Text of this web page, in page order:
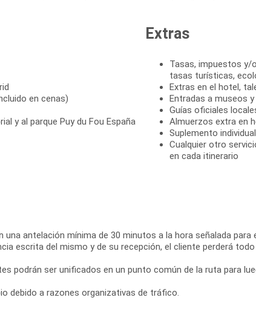
en cenas)
y al parque Puy du Fou España
Extras
Tasas, impuestos y/
tasas turísticas,
Extras en el hotel,
Entradas a museos
Guías oficiales
Almuerzos extra en
Suplemento individual
Cualquier otro
en cada itinerario
antelación mínima de 30 minutos a la hora señalada
escrita del mismo y de su recepción, el cliente perderá
podrán ser unificados en un punto común de la ruta para
debido a razones organizativas de tráfico.